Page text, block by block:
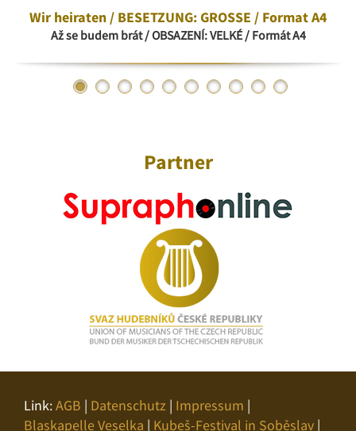
Wir heiraten / BESETZUNG: GROSSE / Format A4
Až se budem brát / OBSAZENÍ: VELKÉ / Formát A4
Partner
Link:AGB | Datenschutz | Impressum |
Blaskapelle Veselka | Kubeš-Festival in Soběslav |